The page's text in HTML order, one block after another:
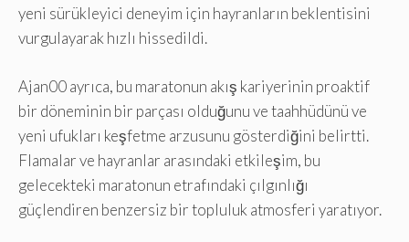
yeni sürükleyici deneyim için hayranların beklentisini
vurgulayarak hızlı hissedildi.
Ajan00 ayrıca, bu maratonun akış kariyerinin proaktif
bir döneminin bir parçası olduğunu ve taahhüdünü ve
yeni ufukları keşfetme arzusunu gösterdiğini belirtti.
Flamalar ve hayranlar arasındaki etkileşim, bu
gelecekteki maratonun etrafındaki çılgınlığı
güçlendiren benzersiz bir topluluk atmosferi yaratıyor.